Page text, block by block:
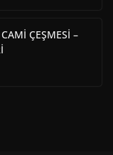
ÇEŞMESİ –